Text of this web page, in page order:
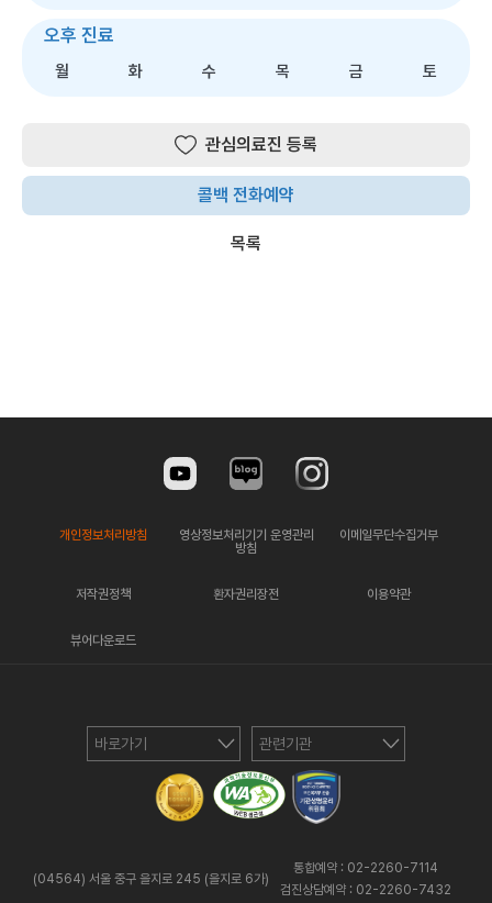
오후 진료
월 화 수 목 금 토
관심의료진 등록
콜백 전화예약
목록
개인정보처리방침
영상정보처리기기 운영관리
방침
이메일무단수집거부
저작권정책 환자권리장전 이용약관
뷰어다운로드
(04564) 서울 중구 을지로 245 (을지로 6가)
통합예약 : 02-2260-7114
검진상담예약 : 02-2260-7432
바로가기 관련기관